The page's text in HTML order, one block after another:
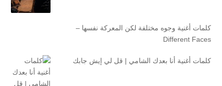
كلمات أغنية وجوه مختلفة لكن المعركة نفسها –
Different Faces
كلمات أغنية أنا بعدك الشامي | قل لي إيش جابك